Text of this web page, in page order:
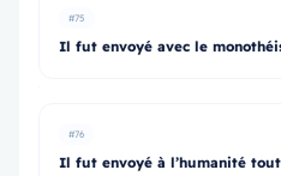
#75
Il fut envoyé avec le
#76
Il fut envoyé à l’humanité